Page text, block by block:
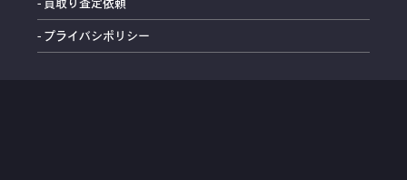
- 買取り査定依頼
- プライバシポリシー